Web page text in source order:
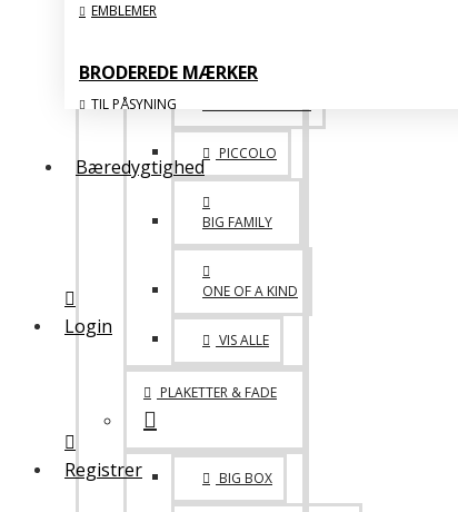
EMBLEMER
BRODEREDE MÆRKER
TIL PÅSYNING
MED STRYGEBAGSIDE
ORGANISKE
MED FLOSSSEDE KANTER
LIDT BLANDET
DRIKKEDUNKE & KRUS
Bæredygtighed
Login
Registrer
PICCOLO
BIG FAMILY
ONE OF A KIND
VIS ALLE
PLAKETTER & FADE
BIG BOX